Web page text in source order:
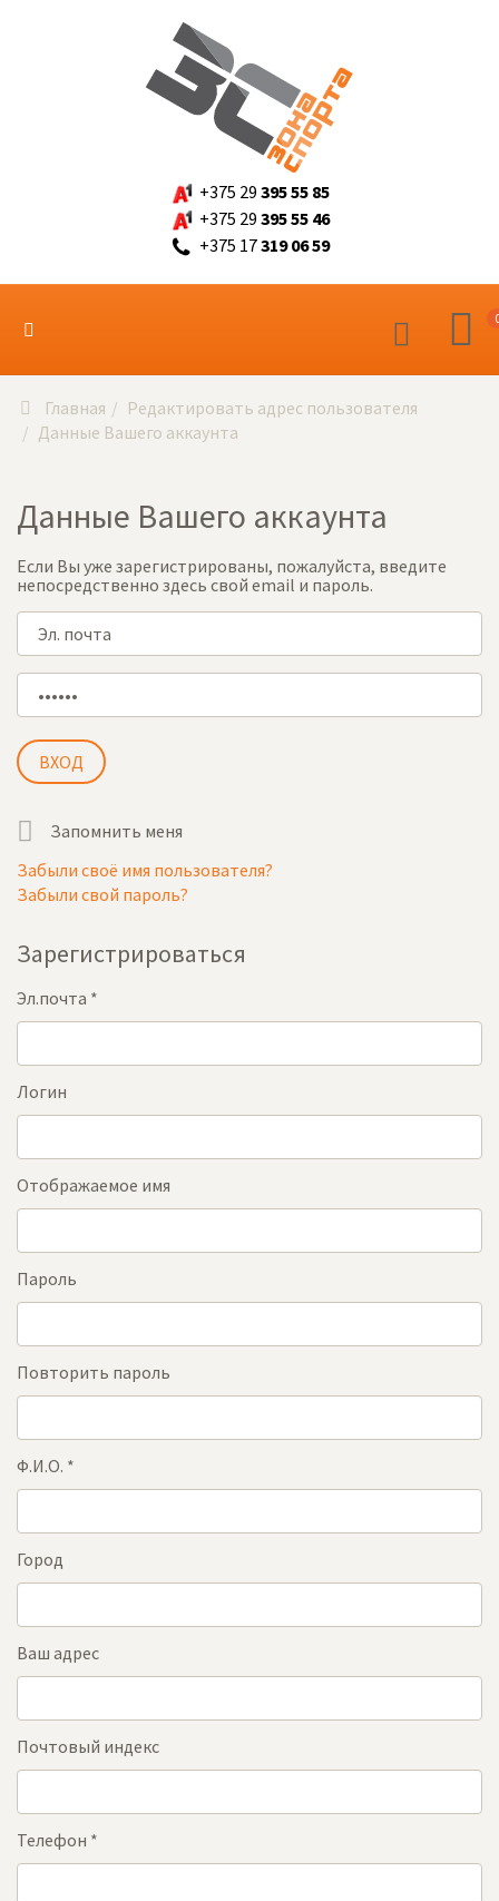
+375 29 395 55 85
+375 29 395 55 46
+375 17319 06 59
Главная
Редактировать адрес пользователя
Данные Вашего аккаунта
Данные Вашего аккаунта
Если Вы уже зарегистрированы, пожалуйста, введите
непосредственно здесь свой email и пароль.
Запомнить меня
Забыли своё имя пользователя?
Забыли свой пароль?
Зарегистрироваться
Эл.почта *
Логин
Отображаемое имя
Пароль
Повторить пароль
Ф.И.О. *
Город
Ваш адрес
Почтовый индекс
Телефон *